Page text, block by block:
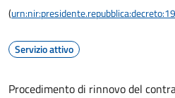
(
Servizio attivo
Procedimento di rinnovo del